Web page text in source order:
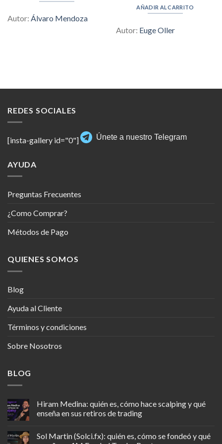
Autor: Álvaro Mendoza
was:
$164.00.
is:
$6.00.
AÑADIR AL CARRITO
Autor: Euge Oller
REDES SOCIALES
[insta-gallery id="0"] Únete a nuestro Telegram
AYUDA
Preguntas Frecuentes
¿Como Comprar?
Métodos de Pago
QUIENES SOMOS
Blog
Ayuda al Cliente
Términos y condiciones
Sobre Nosotros
BLOG
Hiram Medina: quién es, cómo hace scalping y qué
enseña en sus retiros de trading
Sol Martin (Solci.fx): quién es, cómo se fondeó y qué